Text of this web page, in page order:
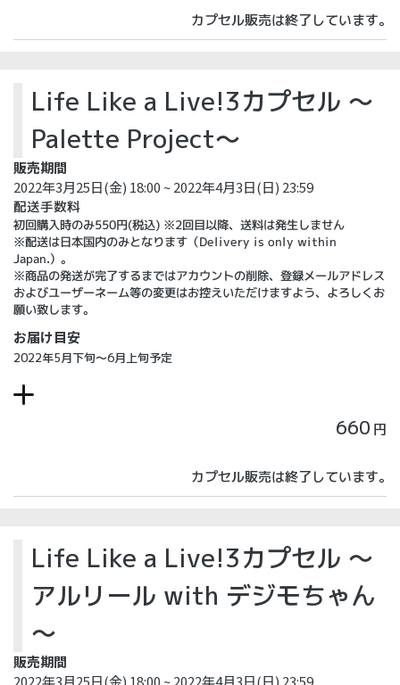
カプセル販売は終了しています。
Life Like a Live!3カプセル ～
Palette Project～
販売期間
2022年3月25日(金) 18:00 ~ 2022年4月3日(日) 23:59
配送手数料
初回購入時のみ550円(税込) ※2回目以降、送料は発生しません
※配送は日本国内のみとなります（Delivery is only within
Japan.）。
※商品の発送が完了するまではアカウントの削除、登録メールアドレス
およびユーザーネーム等の変更はお控えいただけますよう、よろしくお
願い致します。
お届け目安
2022年5月下旬～6月上旬予定
660 円
カプセル販売は終了しています。
Life Like a Live!3カプセル ～
アルリール with デジモちゃん
～
販売期間
2022年3月25日(金) 18:00 ~ 2022年4月3日(日) 23:59